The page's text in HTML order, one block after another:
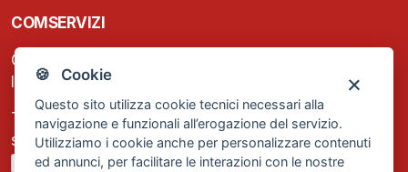
🍪 Cookie
Questo sito utilizza cookie tecnici necessari alla
navigazione e funzionali all’erogazione del servizio.
Utilizziamo i cookie anche per personalizzare contenuti
ed annunci, per facilitare le interazioni con le nostre
COMSERVIZI
C.F. e P.IVA: 13474420158
Iscrizione REA Milano n. 1656740
Tel. +39 02 2838 1307
segreteria@comservizi.eu
Privacy Policy